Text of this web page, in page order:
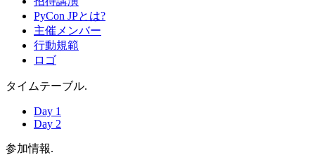
PyCon JPとは?
主催メンバー
行動規範
ロゴ
タイムテーブル.
Day 1
Day 2
参加情報.